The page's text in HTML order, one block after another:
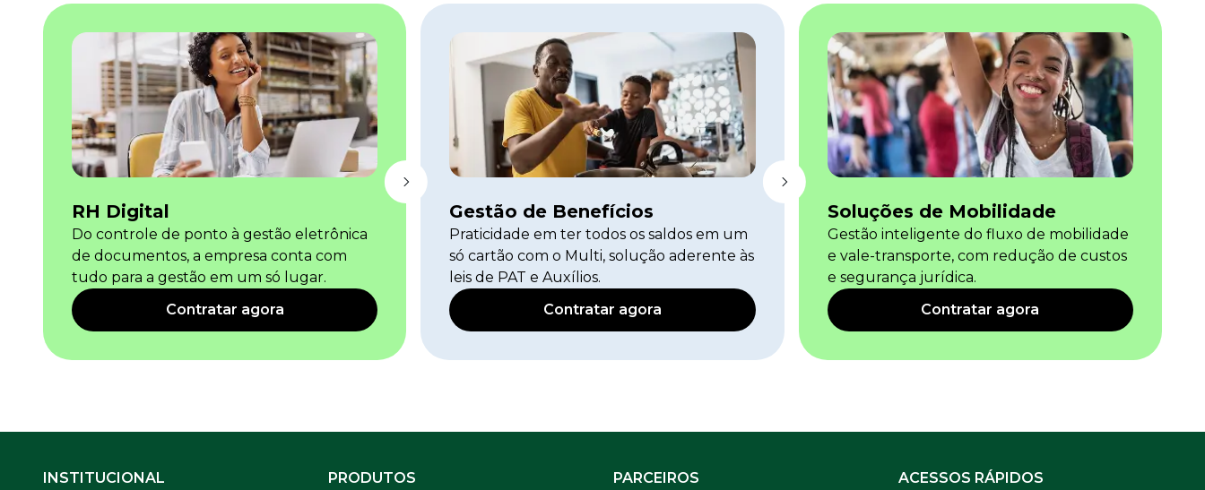
E-book
Ferramentas e Templates
Para agilizar o seu trabalho
Infográfico
Conteúdo prático e rápido
Kits
Materiais centralizados
Lives
Newsletters
RH Digital
Do controle de ponto à gestão eletrônica
de documentos, a empresa conta com
tudo para a gestão em um só lugar.
Contratar agora
Gestão de Benefícios
Praticidade em ter todos os saldos em um
só cartão com o Multi, solução aderente às
leis de PAT e Auxílios.
Contratar agora
Soluções de Mobilidade
Gestão inteligente do fluxo de mobilidade
e vale-transporte, com redução de custos
e segurança jurídica.
Contratar agora
INSTITUCIONAL PRODUTOS PARCEIROS ACESSOS RÁPIDOS